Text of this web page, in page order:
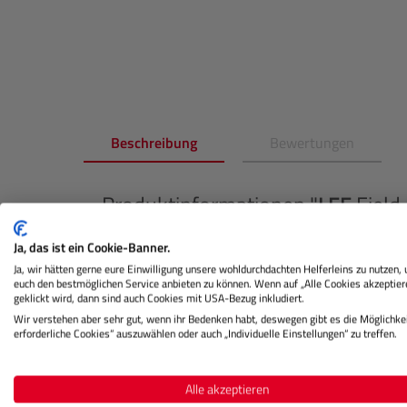
Beschreibung Bewertungen
Produktinformationen "LEEField
Dank des durchdachten Designs dieser
Die Tasche ist mit einem Schultergurt, einer
ausgestattet, um Ihnen maximale Flexibilität zu
Hergestellt aus robustem und
die Tasche nicht nur Schutz, sondern auch
unterwegs oder beim Fotografieren vor Ort,
Ausrüstung bequem transportieren und haben
Ja, das ist ein Cookie-Banner.
Ja, wir hätten gerne eure Einwilligung unsere wohldurchdachten Helferleins zu nutzen,
euch den bestmöglichen Service anbieten zu können. Wenn auf „Alle Cookies
geklickt wird, dann sind auch Cookies mit USA-Bezug inkludiert.
Wir verstehen aber sehr gut, wenn ihr Bedenken habt, deswegen gibt es die
erforderliche Cookies“ auszuwählen oder auch „Individuelle Einstellungen“ zu treffen.
Alle akzeptieren